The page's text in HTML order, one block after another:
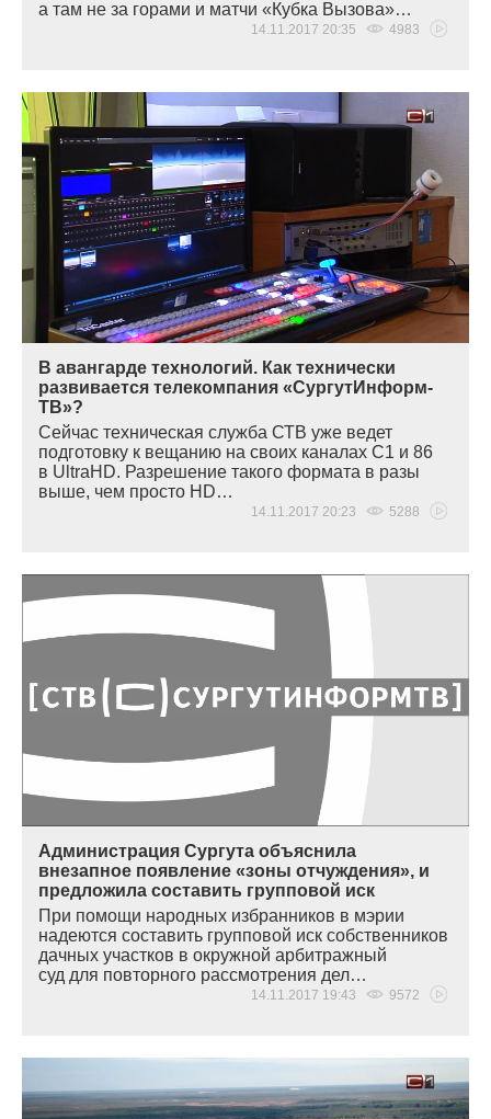
а там не за горами и матчи «Кубка Вызова»…
14.11.2017 20:35 4983
В авангарде технологий. Как технически
развивается телекомпания «СургутИнформ-
ТВ»?
Сейчас техническая служба СТВ уже ведет
подготовку к вещанию на своих каналах С1 и 86
в UltraHD. Разрешение такого формата в разы
выше, чем просто HD…
14.11.2017 20:23 5288
Администрация Сургута объяснила
внезапное появление «зоны отчуждения», и
предложила составить групповой иск
При помощи народных избранников в мэрии
надеются составить групповой иск собственников
дачных участков в окружной арбитражный
суд для повторного рассмотрения дел…
14.11.2017 19:43 9572